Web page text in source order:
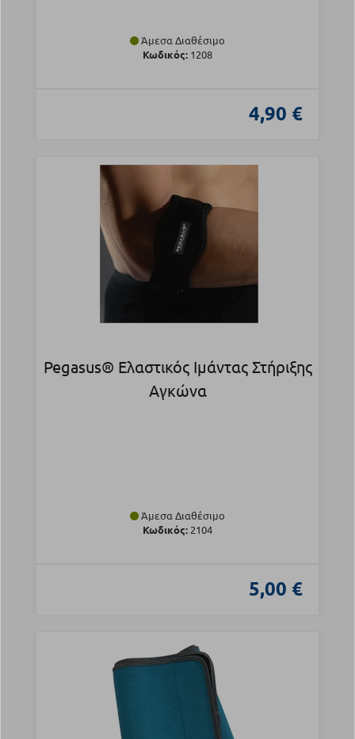
Άμεσα Διαθέσιμο
Κωδικός: 1208
4,90 €
Pegasus® Ελαστικός Ιμάντας Στήριξης
Αγκώνα
Άμεσα Διαθέσιμο
Κωδικός: 2104
5,00 €